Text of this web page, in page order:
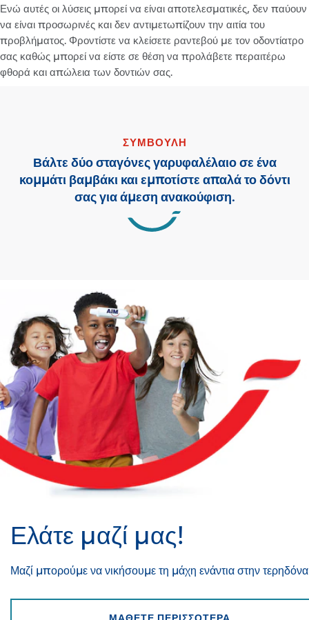
Ενώ αυτές οι λύσεις μπορεί να είναι αποτελεσματικές, δεν παύουν
να είναι προσωρινές και δεν αντιμετωπίζουν την αιτία του
προβλήματος. Φροντίστε να κλείσετε ραντεβού με τον οδοντίατρο
σας καθώς μπορεί να είστε σε θέση να προλάβετε περαιτέρω
φθορά και απώλεια των δοντιών σας.
ΣΥΜΒΟΥΛΗ
Βάλτε δύο σταγόνες γαρυφαλέλαιο σε ένα
κομμάτι βαμβάκι και εμποτίστε απαλά το δόντι
σας για άμεση ανακούφιση.
Ελάτε μαζί μας!
Μαζί μπορούμε να νικήσουμε τη μάχη ενάντια στην τερηδόνα
ΜΑΘΕΤΕ ΠΕΡΙΣΣΟΤΕΡΑ